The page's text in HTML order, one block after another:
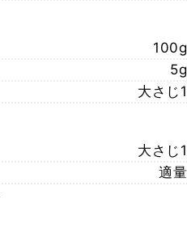
100g
5g
大さじ1
大さじ1
適量